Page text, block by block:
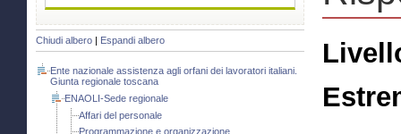
Chiudi albero Espandi albero
Ente nazionale assistenza agli orfani dei lavoratori italiani.
Giunta regionale toscana
ENAOLI-Sede regionale
Affari del personale
Programmazione e organizzazione